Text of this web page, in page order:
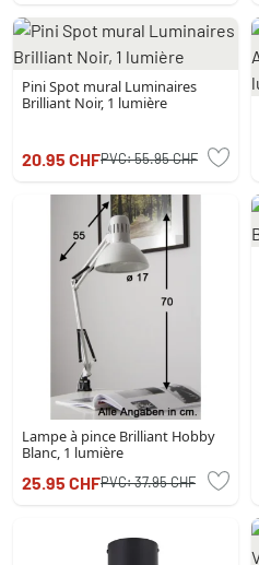
Pini Spot mural Luminaires
Brilliant Noir, 1 lumière
20.95 CHFPVC:55.95 CHF
Lampe à pince Brilliant Hobby
Blanc, 1 lumière
25.95 CHFPVC:37.95 CHF